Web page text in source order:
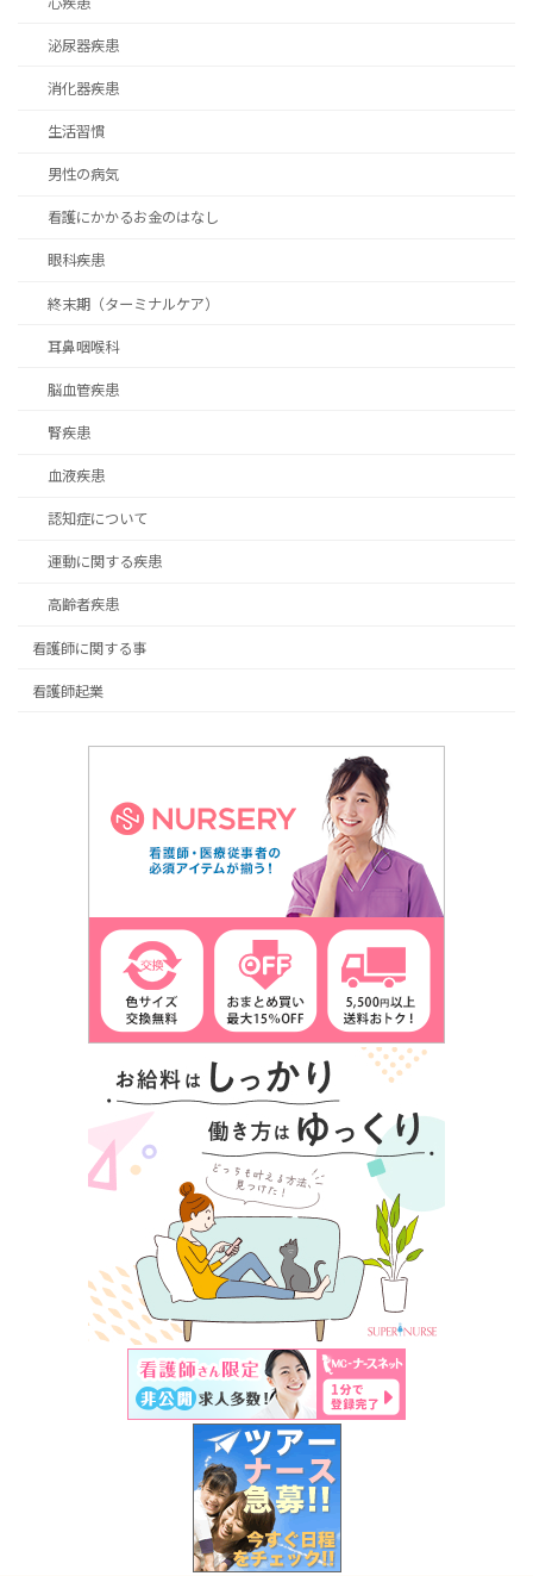
泌尿器疾患
消化器疾患
生活習慣
男性の病気
看護にかかるお金のはなし
眼科疾患
終末期（ターミナルケア）
耳鼻咽喉科
脳血管疾患
腎疾患
血液疾患
認知症について
運動に関する疾患
高齢者疾患
看護師に関する事
看護師起業